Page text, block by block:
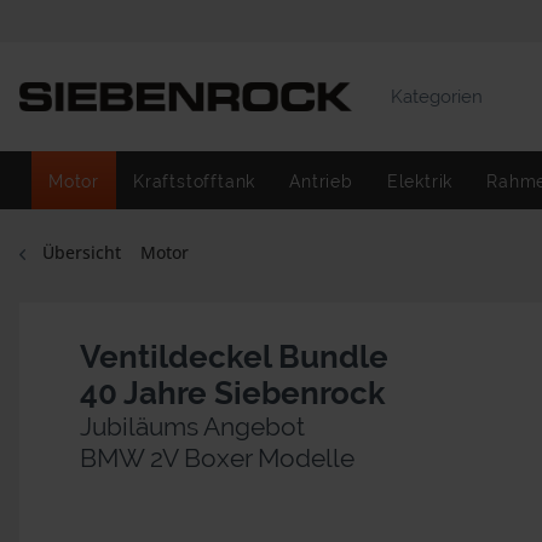
Kategorien
Motor Kraftstofftank Antrieb Elektrik
Übersicht Motor
Ventildeckel Bundle
40 Jahre Siebenrock
Jubiläums Angebot
BMW 2V Boxer Modelle